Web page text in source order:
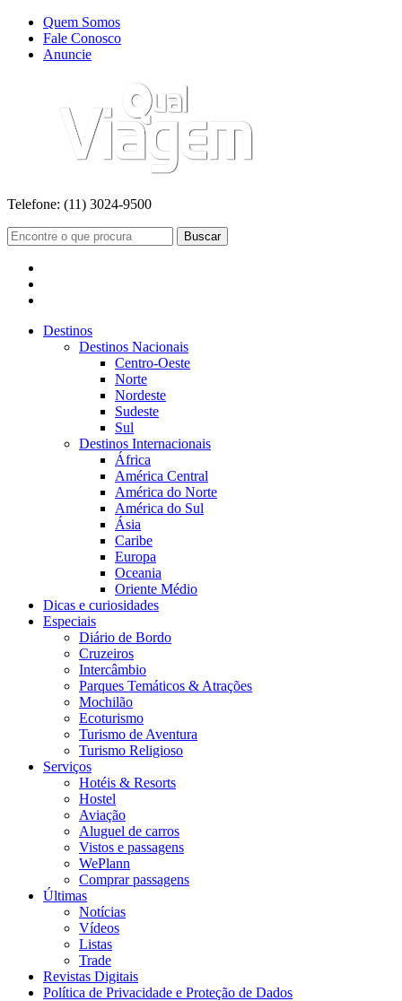
Quem Somos
Fale Conosco
Anuncie
Telefone: (11) 3024-9500
Buscar
Destinos
Destinos Nacionais
Centro-Oeste
Norte
Nordeste
Sudeste
Sul
Destinos Internacionais
África
América Central
América do Norte
América do Sul
Ásia
Caribe
Europa
Oceania
Oriente Médio
Dicas e curiosidades
Especiais
Diário de Bordo
Cruzeiros
Intercâmbio
Parques Temáticos & Atrações
Mochilão
Ecoturismo
Turismo de Aventura
Turismo Religioso
Serviços
Hotéis & Resorts
Hostel
Aviação
Aluguel de carros
Vistos e passagens
WePlann
Comprar passagens
Últimas
Notícias
Vídeos
Listas
Trade
Revistas Digitais
Política de Privacidade e Proteção de Dados